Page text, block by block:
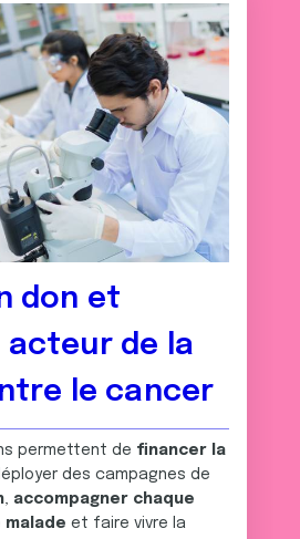
don et
acteur de la
le cancer
permettent de financer la
des campagnes de
, accompagner chaque
malade et faire vivre la